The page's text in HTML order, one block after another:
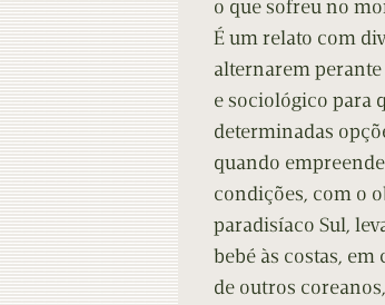
o que sofreu no
É um relato com
alternarem
e sociológico para
determinadas
quando
condições, com o
paradisíaco Sul,
bebé às costas,
de outros